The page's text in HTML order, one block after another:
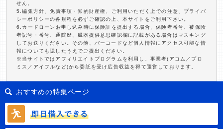
せん。
5.編集方針、免責事項・知的財産権、ご利用いただく上での注意、プライバ
シーポリシーの各規程を必ずご確認の上、本サイトをご利用下さい。
6.カードローンお申し込み時に保険証を提出する場合、保険者番号、被保険
者記号・番号、通院歴、臓器提供意思確認欄に記載がある場合はマスキング
してお送りください。その他、バーコードなど個人情報にアクセス可能な情
報についても隠したうえでご提出ください。
※当サイトではアフィリエイトプログラムを利用し、事業者(アコム／プロ
ミス／アイフルなど)から委託を受け広告収益を得て運営しております。
おすすめの特集ページ